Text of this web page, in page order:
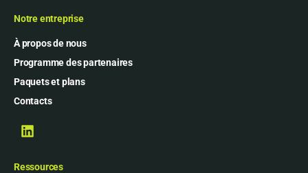
Notre entreprise
À propos de nous
Programme des partenaires
Paquets et plans
Contacts
Ressources